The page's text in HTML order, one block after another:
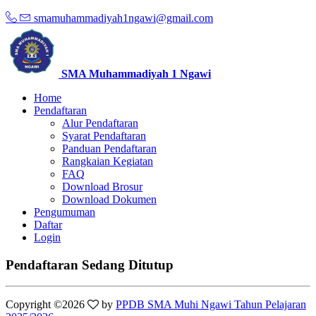
smamuhammadiyah1ngawi@gmail.com
SMA Muhammadiyah 1 Ngawi
Home
Pendaftaran
Alur Pendaftaran
Syarat Pendaftaran
Panduan Pendaftaran
Rangkaian Kegiatan
FAQ
Download Brosur
Download Dokumen
Pengumuman
Daftar
Login
Pendaftaran Sedang Ditutup
Copyright ©2026 by PPDB SMA Muhi Ngawi Tahun Pelajaran